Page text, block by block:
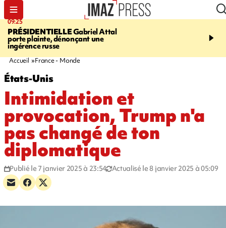
09:25
PRÉSIDENTIELLEGabriel Attal
porte plainte, dénonçant une
ingérence russe
11:43
accident après le virage
Accueil France - Monde
États-Unis
Intimidation et
provocation, Trump n'a
pas changé de ton
diplomatique
Publié le 7 janvier 2025 à 23:54 Actualisé le 8 janvier 2025 à 05:09